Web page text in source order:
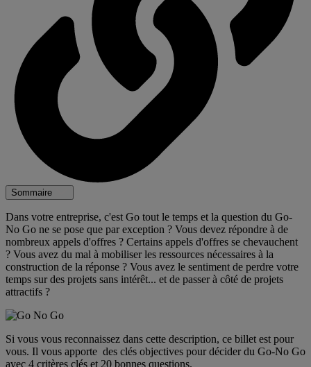
Sommaire
Dans votre entreprise, c'est Go tout le temps et la question du Go-
No Go ne se pose que par exception ? Vous devez répondre à de
nombreux appels d'offres ? Certains appels d'offres se chevauchent
? Vous avez du mal à mobiliser les ressources nécessaires à la
construction de la réponse ? Vous avez le sentiment de perdre votre
temps sur des projets sans intérêt... et de passer à côté de projets
attractifs ?
Si vous vous reconnaissez dans cette description, ce billet est pour
vous. Il vous apporte des clés objectives pour décider du Go-No Go
avec 4 critères clés et 20 bonnes questions.